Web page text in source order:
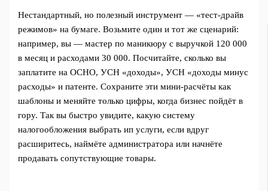
Нестандартный, но полезный инструмент — «тест-драйв
режимов» на бумаге. Возьмите один и тот же сценарий:
например, вы — мастер по маникюру с выручкой 120 000
в месяц и расходами 30 000. Посчитайте, сколько вы
заплатите на ОСНО, УСН «доходы», УСН «доходы минус
расходы» и патенте. Сохраните эти мини-расчёты как
шаблоны и меняйте только цифры, когда бизнес пойдёт в
гору. Так вы быстро увидите, какую систему
налогообложения выбрать ип услуги, если вдруг
расширитесь, наймёте администратора или начнёте
продавать сопутствующие товары.